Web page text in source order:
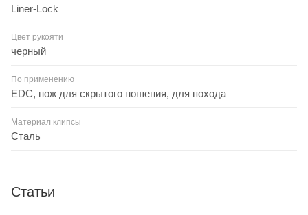
Liner-Lock
Цвет рукояти
черный
По применению
EDC, нож для скрытого ношения, для похода
Материал клипсы
Сталь
Статьи